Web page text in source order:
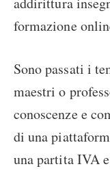
formazione
Sono passati i
maestri o
conoscenze e
di una
una partita IVA